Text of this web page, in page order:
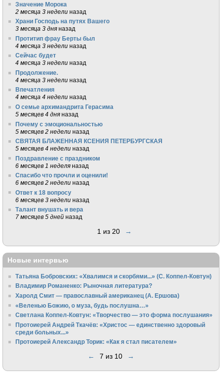
Значение Морока
2 месяца 3 недели назад
Храни Господь на путях Вашего
3 месяца 3 дня назад
Протитип фрау Берты был
4 месяца 3 недели назад
Сейчас будет
4 месяца 3 недели назад
Продолжение.
4 месяца 3 недели назад
Впечатления
4 месяца 4 недели назад
О семье архимандрита Герасима
5 месяцев 4 дня назад
Почему с эмоциональностью
5 месяцев 2 недели назад
СВЯТАЯ БЛАЖЕННАЯ КСЕНИЯ ПЕТЕРБУРГСКАЯ
5 месяцев 4 недели назад
Поздравление с праздником
6 месяцев 1 неделя назад
Спасибо что прочли и оценили!
6 месяцев 2 недели назад
Ответ к 18 вопросу
6 месяцев 3 недели назад
Талант внушать и вера
7 месяцев 5 дней назад
1 из 20 →
Новые интервью
Татьяна Бобровских: «Хвалимся и скорбями...» (С. Коппел-Ковтун)
Владимир Романенко: Рыночная литература?
Харолд Смит — православный американец (А. Ершова)
«Веленью Божию, о муза, будь послушна…»
Светлана Коппел-Ковтун: «Творчество — это форма послушания»
Протоиерей Андрей Ткачёв: «Христос — единственно здоровый
среди больных...»
Протоиерей Александр Торик: «Как я стал писателем»
← 7 из 10 →